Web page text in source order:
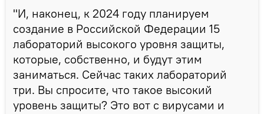
"И, наконец, к 2024 году планируем
создание в Российской Федерации 15
лабораторий высокого уровня защиты,
которые, собственно, и будут этим
заниматься. Сейчас таких лабораторий
три. Вы спросите, что такое высокий
уровень защиты? Это вот с вирусами и